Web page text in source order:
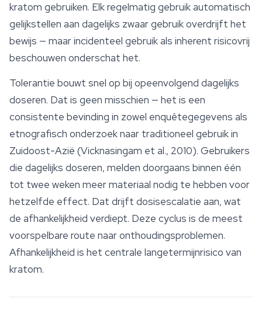
kratom gebruiken. Elk regelmatig gebruik automatisch
gelijkstellen aan dagelijks zwaar gebruik overdrijft het
bewijs — maar incidenteel gebruik als inherent risicovrij
beschouwen onderschat het.
Tolerantie bouwt snel op bij opeenvolgend dagelijks
doseren. Dat is geen misschien — het is een
consistente bevinding in zowel enquêtegegevens als
etnografisch onderzoek naar traditioneel gebruik in
Zuidoost-Azië (Vicknasingam et al., 2010). Gebruikers
die dagelijks doseren, melden doorgaans binnen één
tot twee weken meer materiaal nodig te hebben voor
hetzelfde effect. Dat drijft dosisescalatie aan, wat
de afhankelijkheid verdiept. Deze cyclus is de meest
voorspelbare route naar onthoudingsproblemen.
Afhankelijkheid is het centrale langetermijnrisico van
kratom.